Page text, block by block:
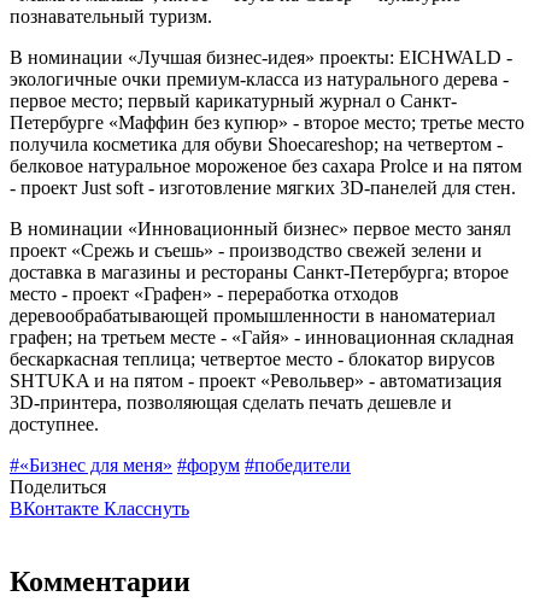
познавательный туризм.
В номинации «Лучшая бизнес-идея» проекты: EICHWALD -
экологичные очки премиум-класса из натурального дерева -
первое место; первый карикатурный журнал о Санкт-
Петербурге «Маффин без купюр» - второе место; третье место
получила косметика для обуви Shoecareshop; на четвертом -
белковое натуральное мороженое без сахара Prolce и на пятом
- проект Just soft - изготовление мягких 3D-панелей для стен.
В номинации «Инновационный бизнес» первое место занял
проект «Срежь и съешь» - производство свежей зелени и
доставка в магазины и рестораны Санкт-Петербурга; второе
место - проект «Графен» - переработка отходов
деревообрабатывающей промышленности в наноматериал
графен; на третьем месте - «Гайя» - инновационная складная
бескаркасная теплица; четвертое место - блокатор вирусов
SHTUKA и на пятом - проект «Револьвер» - автоматизация
3D-принтера, позволяющая сделать печать дешевле и
доступнее.
#«Бизнес для меня» #форум #победители
Поделиться
ВКонтакте Класснуть
Комментарии